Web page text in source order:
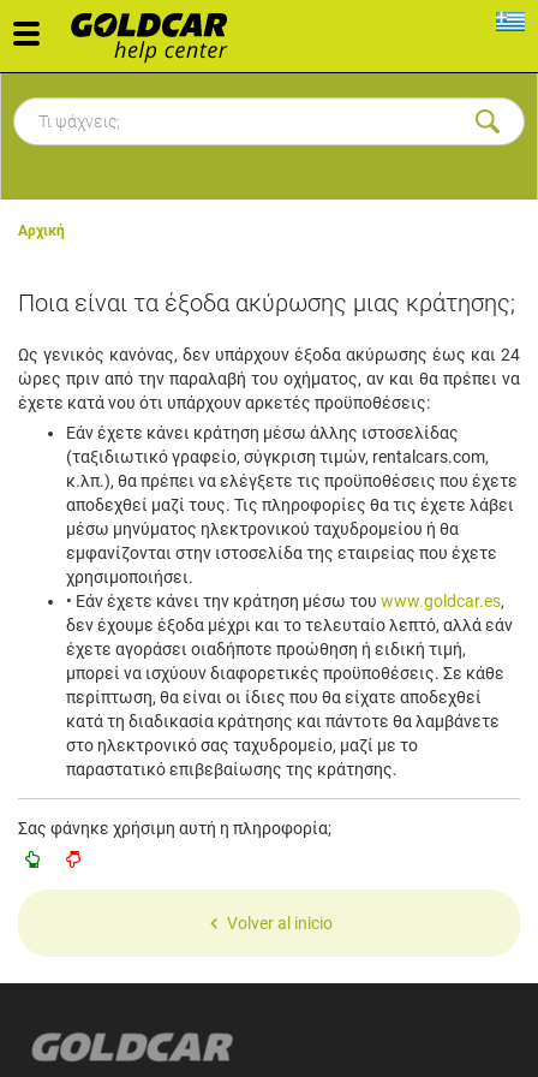
Toggle
navigation
Αρχική
Ποια είναι τα έξοδα ακύρωσης μιας κράτησης;
Ως γενικός κανόνας, δεν υπάρχουν έξοδα ακύρωσης έως και 24
ώρες πριν από την παραλαβή του οχήματος, αν και θα πρέπει να
έχετε κατά νου ότι υπάρχουν αρκετές προϋποθέσεις:
Εάν έχετε κάνει κράτηση μέσω άλλης ιστοσελίδας
(ταξιδιωτικό γραφείο, σύγκριση τιμών, rentalcars.com,
κ.λπ.), θα πρέπει να ελέγξετε τις προϋποθέσεις που έχετε
αποδεχθεί μαζί τους. Τις πληροφορίες θα τις έχετε λάβει
μέσω μηνύματος ηλεκτρονικού ταχυδρομείου ή θα
εμφανίζονται στην ιστοσελίδα της εταιρείας που έχετε
χρησιμοποιήσει.
• Εάν έχετε κάνει την κράτηση μέσω του www.goldcar.es,
δεν έχουμε έξοδα μέχρι και το τελευταίο λεπτό, αλλά εάν
έχετε αγοράσει οιαδήποτε προώθηση ή ειδική τιμή,
μπορεί να ισχύουν διαφορετικές προϋποθέσεις. Σε κάθε
περίπτωση, θα είναι οι ίδιες που θα είχατε αποδεχθεί
κατά τη διαδικασία κράτησης και πάντοτε θα λαμβάνετε
στο ηλεκτρονικό σας ταχυδρομείο, μαζί με το
παραστατικό επιβεβαίωσης της κράτησης.
Σας φάνηκε χρήσιμη αυτή η πληροφορία;
Volver al inicio